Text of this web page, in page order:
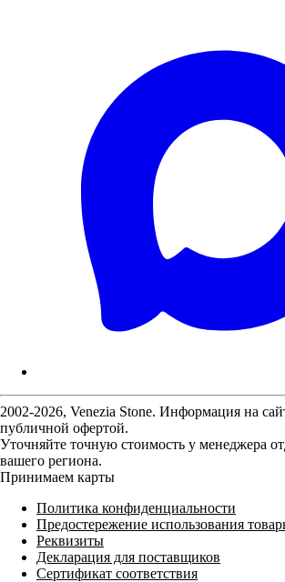
2002-2026, Venezia Stone. Информация на
публичной офертой.
Уточняйте точную стоимость у менеджера
вашего региона.
Принимаем карты
Политика конфиденциальности
Предостережение использования
Реквизиты
Декларация для поставщиков
Сертификат соответствия